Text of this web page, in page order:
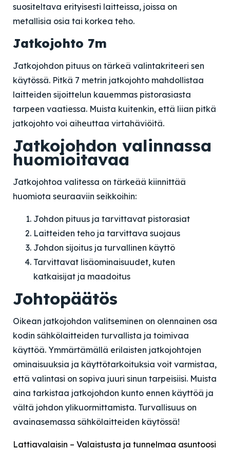
suositeltava erityisesti laitteissa, joissa on
metallisia osia tai korkea teho.
Jatkojohto 7m
Jatkojohdon pituus on tärkeä valintakriteeri sen
käytössä. Pitkä 7 metrin jatkojohto mahdollistaa
laitteiden sijoittelun kauemmas pistorasiasta
tarpeen vaatiessa. Muista kuitenkin, että liian pitkä
jatkojohto voi aiheuttaa virtahäviöitä.
Jatkojohdon valinnassa
huomioitavaa
Jatkojohtoa valitessa on tärkeää kiinnittää
huomiota seuraaviin seikkoihin:
Johdon pituus ja tarvittavat pistorasiat
Laitteiden teho ja tarvittava suojaus
Johdon sijoitus ja turvallinen käyttö
Tarvittavat lisäominaisuudet, kuten
katkaisijat ja maadoitus
Johtopäätös
Oikean jatkojohdon valitseminen on olennainen osa
kodin sähkölaitteiden turvallista ja toimivaa
käyttöä. Ymmärtämällä erilaisten jatkojohtojen
ominaisuuksia ja käyttötarkoituksia voit varmistaa,
että valintasi on sopiva juuri sinun tarpeisiisi. Muista
aina tarkistaa jatkojohdon kunto ennen käyttöä ja
vältä johdon ylikuormittamista. Turvallisuus on
avainasemassa sähkölaitteiden käytössä!
Lattiavalaisin – Valaistusta ja tunnelmaa asuntoosi